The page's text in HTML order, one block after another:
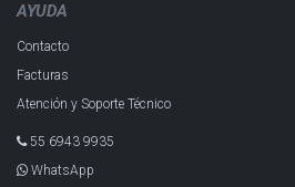
AYUDA
Contacto
Facturas
Atención y Soporte Técnico
55 6943 993​5
WhatsApp